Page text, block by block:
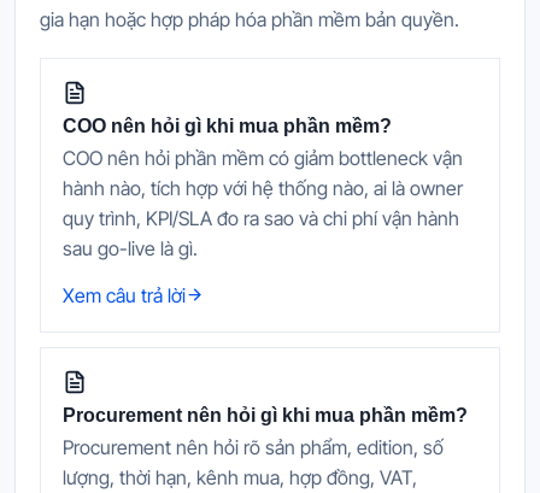
gia hạn hoặc hợp pháp hóa phần mềm bản quyền.
COO nên hỏi gì khi mua phần mềm?
COO nên hỏi phần mềm có giảm bottleneck vận
hành nào, tích hợp với hệ thống nào, ai là owner
quy trình, KPI/SLA đo ra sao và chi phí vận hành
sau go-live là gì.
Xem câu trả lời
Procurement nên hỏi gì khi mua phần mềm?
Procurement nên hỏi rõ sản phẩm, edition, số
lượng, thời hạn, kênh mua, hợp đồng, VAT,